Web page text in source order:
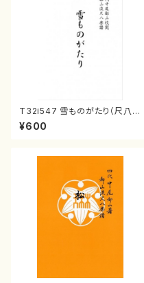
T32i547 雪ものがたり（尺八/
沢井忠夫/楽譜）都山流公刊楽譜
曲番:2256
¥600